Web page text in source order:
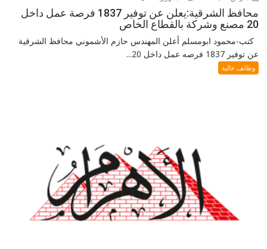
محافظ الشرقية:يعلن عن توفير 1837 فرصة عمل داخل
20 مصنع وشركة بالقطاع الخاص
كتب-محمود ابومسلم أعلن المهندس حازم الأشموني محافظ الشرقية
عن توفير 1837 فرصه عمل داخل 20...
وظائف خالية